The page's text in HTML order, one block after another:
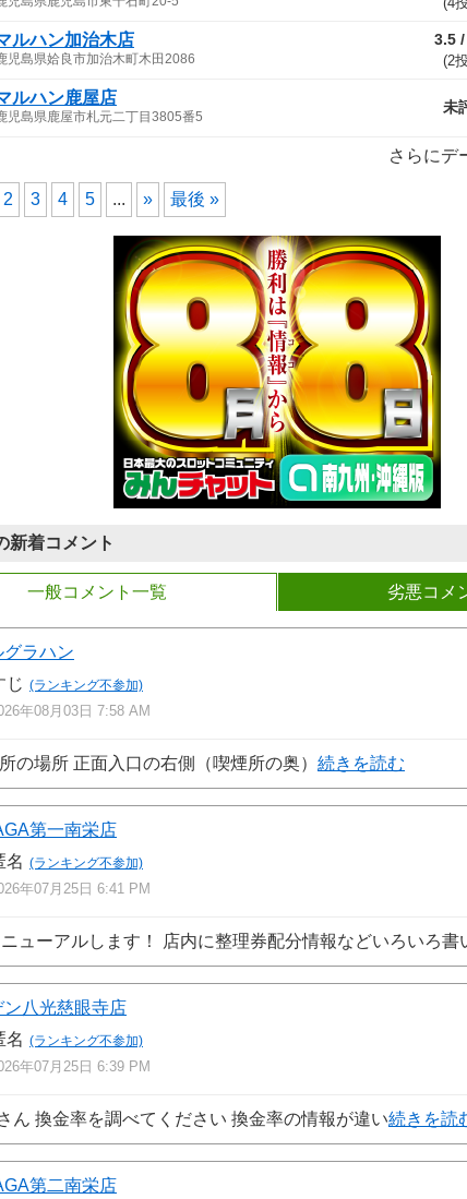
(4
ルハン加治木店
児島県姶良市加治木町木田2086
3.5
(2
ルハン鹿屋店
児島県鹿屋市札元二丁目3805番5
未
さらにデ
2 3 4 5 ... » 最後 »
新着コメント
一般コメント一覧 劣悪コメ
ラハン
じ (ランキング不参加)
年08月03日 7:58 AM
の場所 正面入口の右側（喫煙所の奥） 続きを読む
第一南栄店
名 (ランキング不参加)
年07月25日 6:41 PM
ューアルします！ 店内に整理券配分情報などいろいろ書
ン八光慈眼寺店
名 (ランキング不参加)
年07月25日 6:39 PM
ん 換金率を調べてください 換金率の情報が違い続きを読
第二南栄店